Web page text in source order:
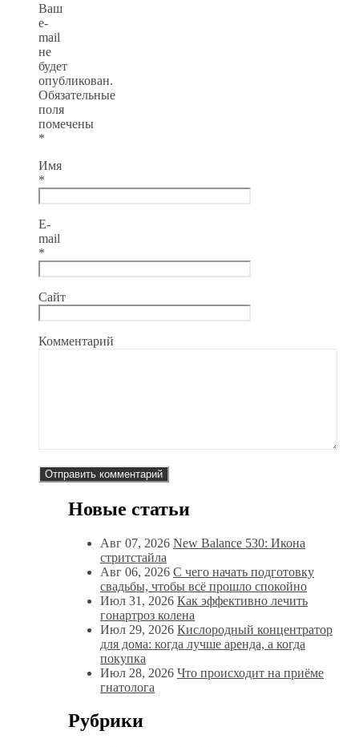
Ваш
e-
mail
не
будет
опубликован.
Обязательные
поля
помечены
*
Имя
*
E-
mail
*
Сайт
Комментарий
Новые статьи
Авг 07, 2026 New Balance 530: Икона
стритстайла
Авг 06, 2026 С чего начать подготовку
свадьбы, чтобы всё прошло спокойно
Июл 31, 2026 Как эффективно лечить
гонартроз колена
Июл 29, 2026 Кислородный концентратор
для дома: когда лучше аренда, а когда
покупка
Июл 28, 2026 Что происходит на приёме
гнатолога
Рубрики